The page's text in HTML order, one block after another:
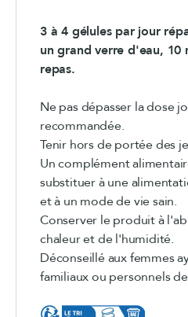
3 à 4 gélules par jour
un grand verre d'eau, 10
repas.
Ne pas dépasser la dose
recommandée.
Tenir hors de portée des
Un complément
substituer à une
et à un mode de vie sain.
Conserver le produit à
chaleur et de l'humidité.
Déconseillé aux femmes
familiaux ou personnels